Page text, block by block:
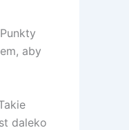
aby
daleko